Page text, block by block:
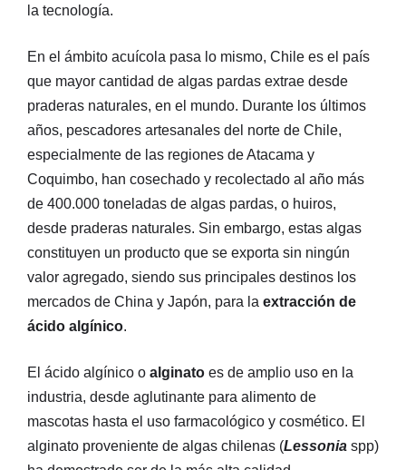
la tecnología.
En el ámbito acuícola pasa lo mismo, Chile es el país
que mayor cantidad de algas pardas extrae desde
praderas naturales, en el mundo. Durante los últimos
años, pescadores artesanales del norte de Chile,
especialmente de las regiones de Atacama y
Coquimbo, han cosechado y recolectado al año más
de 400.000 toneladas de algas pardas, o huiros,
desde praderas naturales. Sin embargo, estas algas
constituyen un producto que se exporta sin ningún
valor agregado, siendo sus principales destinos los
mercados de China y Japón, para la extracción de
ácido algínico.
El ácido algínico o alginato es de amplio uso en la
industria, desde aglutinante para alimento de
mascotas hasta el uso farmacológico y cosmético. El
alginato proveniente de algas chilenas (Lessonia spp)